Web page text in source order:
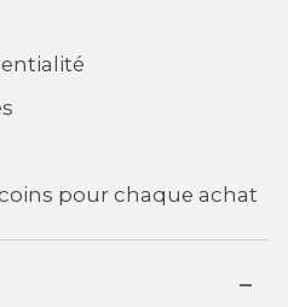
pour chaque achat